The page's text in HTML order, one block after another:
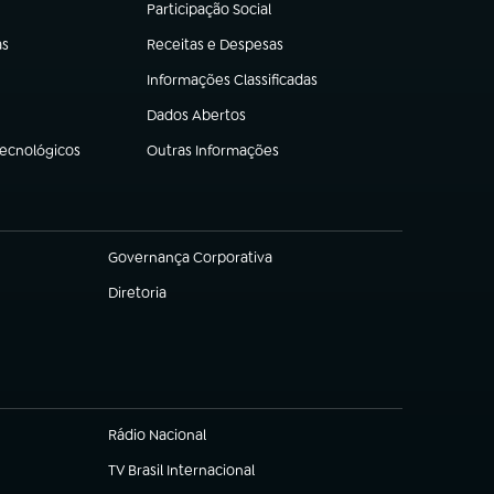
Participação Social
(abre em nova aba)
Receitas e Despesas
(abre em nova aba)
Informações Classificadas
(abre em nova aba)
Dados Abertos
(abre em nova aba)
Outras Informações
(abre em nova aba)
Governança Corporativa
(abre em nova aba)
Diretoria
(abre em nova aba)
Rádio Nacional
TV Brasil Internacional
(abre em nova aba)